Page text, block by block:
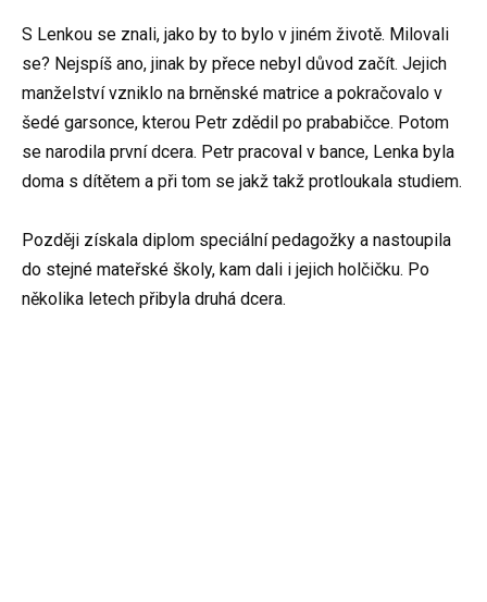
S Lenkou se znali, jako by to bylo v jiném životě. Milovali
se? Nejspíš ano, jinak by přece nebyl důvod začít. Jejich
manželství vzniklo na brněnské matrice a pokračovalo v
šedé garsonce, kterou Petr zdědil po prababičce. Potom
se narodila první dcera. Petr pracoval v bance, Lenka byla
doma s dítětem a při tom se jakž takž protloukala studiem.
Později získala diplom speciální pedagožky a nastoupila
do stejné mateřské školy, kam dali i jejich holčičku. Po
několika letech přibyla druhá dcera.